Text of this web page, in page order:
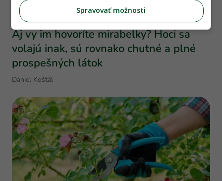
Aj vy im hovoríte mirabelky? Hoci sa
volajú inak, sú rovnako chutné a plné
prospešných látok
Daniel Košťál
Spravovať možnosti